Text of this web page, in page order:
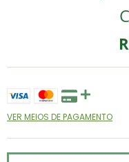
VER MEIOS DE PAGAMENTO